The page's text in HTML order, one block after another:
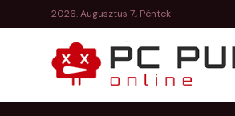
2026. Augusztus 7., Péntek